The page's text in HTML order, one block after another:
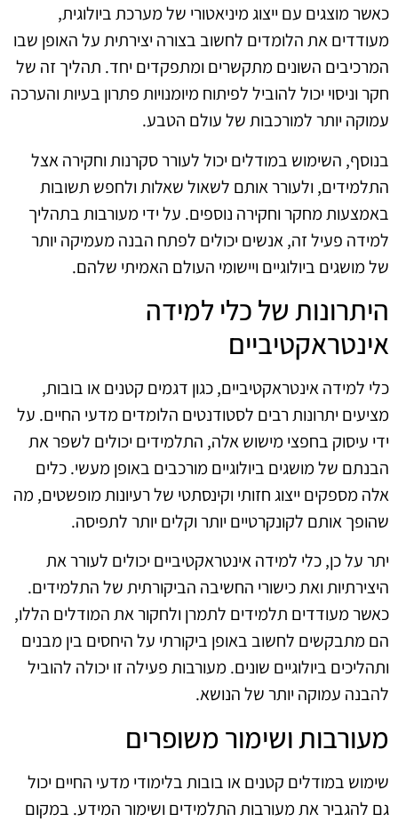
כאשר מוצגים עם ייצוג מיניאטורי של מערכת ביולוגית,
מעודדים את הלומדים לחשוב בצורה יצירתית על האופן שבו
המרכיבים השונים מתקשרים ומתפקדים יחד. תהליך זה של
חקר וניסוי יכול להוביל לפיתוח מיומנויות פתרון בעיות והערכה
עמוקה יותר למורכבות של עולם הטבע.
בנוסף, השימוש במודלים יכול לעורר סקרנות וחקירה אצל
התלמידים, ולעורר אותם לשאול שאלות ולחפש תשובות
באמצעות מחקר וחקירה נוספים. על ידי מעורבות בתהליך
למידה פעיל זה, אנשים יכולים לפתח הבנה מעמיקה יותר
של מושגים ביולוגיים ויישומי העולם האמיתי שלהם.
היתרונות של כלי למידה
אינטראקטיביים
כלי למידה אינטראקטיביים, כגון דגמים קטנים או בובות,
מציעים יתרונות רבים לסטודנטים הלומדים מדעי החיים. על
ידי עיסוק בחפצי מישוש אלה, התלמידים יכולים לשפר את
הבנתם של מושגים ביולוגיים מורכבים באופן מעשי. כלים
אלה מספקים ייצוג חזותי וקינסתטי של רעיונות מופשטים, מה
שהופך אותם לקונקרטיים יותר וקלים יותר לתפיסה.
יתר על כן, כלי למידה אינטראקטיביים יכולים לעורר את
היצירתיות ואת כישורי החשיבה הביקורתית של התלמידים.
כאשר מעודדים תלמידים לתמרן ולחקור את המודלים הללו,
הם מתבקשים לחשוב באופן ביקורתי על היחסים בין מבנים
ותהליכים ביולוגיים שונים. מעורבות פעילה זו יכולה להוביל
להבנה עמוקה יותר של הנושא.
מעורבות ושימור משופרים
שימוש במודלים קטנים או בובות בלימודי מדעי החיים יכול
גם להגביר את מעורבות התלמידים ושימור המידע. במקום